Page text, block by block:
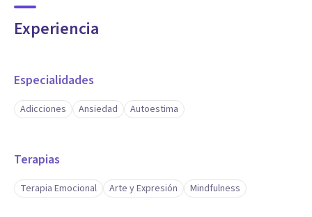
Experiencia
Especialidades
Adicciones Ansiedad Autoestima
Terapias
Terapia Emocional Arte y Expresión Mindfulness